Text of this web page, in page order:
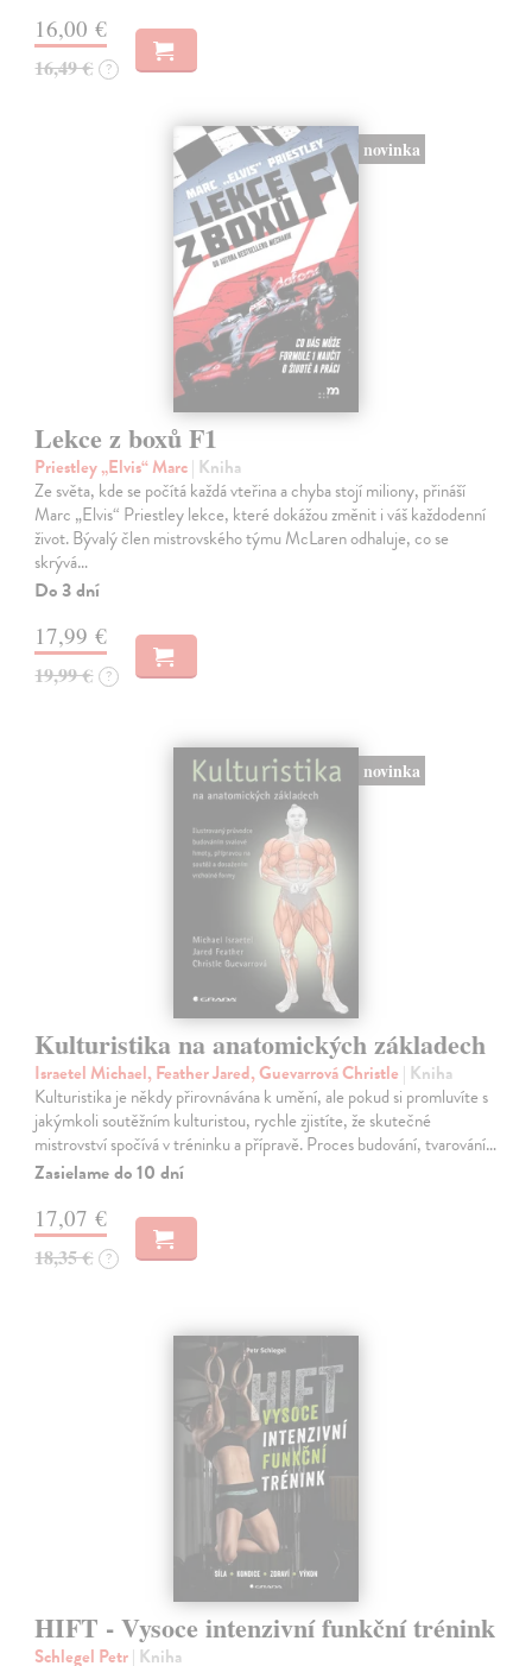
16,00 €
16,49 € ?
novinka
Lekce z boxů F1
Priestley „Elvis“ Marc| Kniha
Ze světa, kde se počítá každá vteřina a chyba stojí miliony, přináší
Marc „Elvis“ Priestley lekce, které dokážou změnit i váš každodenní
život. Bývalý člen mistrovského týmu McLaren odhaluje, co se
skrývá…
Do 3 dní
17,99 €
19,99 € ?
novinka
Kulturistika na anatomických základech
Israetel Michael, Feather Jared, Guevarrová Christle | Kniha
Kulturistika je někdy přirovnávána k umění, ale pokud si promluvíte s
jakýmkoli soutěžním kulturistou, rychle zjistíte, že skutečné
mistrovství spočívá v tréninku a přípravě. Proces budování, tvarování…
Zasielame do 10 dní
17,07 €
18,35 € ?
HIFT - Vysoce intenzivní funkční trénink
Schlegel Petr| Kniha